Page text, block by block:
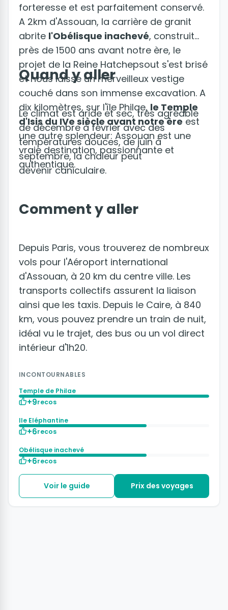
forteresse et est parfaitement conservé.
A 2km d'Assouan, la carrière de granit
abrite l'Obélisque inachevé, construit
près de 1500 ans avant notre ère, le
projet de la Reine Hatchepsout s'est brisé
et nous laisse un merveilleux vestige
couché dans son immense excavation. A
dix kilomètres, sur l'île Philae, le Temple
d'Isis du IVe siècle avant notre ère est
une autre splendeur: Assouan est une
vraie destination, passionnante et
authentique.
Quand y aller
Le climat est aride et sec, très agréable
de décembre à février avec des
températures douces, de juin à
septembre, la chaleur peut
devenir caniculaire.
Comment y aller
Depuis Paris, vous trouverez de nombreux
vols pour l'Aéroport international
d'Assouan, à 20 km du centre ville. Les
transports collectifs assurent la liaison
ainsi que les taxis. Depuis le Caire, à 840
km, vous pouvez prendre un train de nuit,
idéal vu le trajet, des bus ou un vol direct
intérieur d'1h20.
INCONTOURNABLES
Temple de Philae
+9recos
Ile Eléphantine
+6recos
Obélisque inachevé
+6recos
Voir le guide Prix des voyages